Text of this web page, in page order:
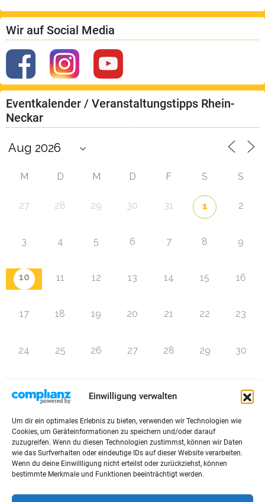
Einwilligung verwalten
Um dir ein optimales Erlebnis zu bieten, verwenden wir Technologien wie
Cookies, um Geräteinformationen zu speichern und/oder darauf
zuzugreifen. Wenn du diesen Technologien zustimmst, können wir Daten
wie das Surfverhalten oder eindeutige IDs auf dieser Website verarbeiten.
Wenn du deine Einwillligung nicht erteilst oder zurückziehst, können
bestimmte Merkmale und Funktionen beeinträchtigt werden.
Wir auf Social Media
Eventkalender / Veranstaltungstipps Rhein-
Neckar
M D M D F S S
27 28 29 30 31 1 2
3 4 5 6 7 8 9
10 11 12 13 14 15 16
17 18 19 20 21 22 23
24 25 26 27 28 29 30
Zur Eventübersicht